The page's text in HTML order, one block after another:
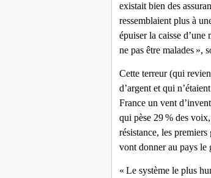
existait bien des
ressemblaient plus à
épuiser la caisse
ne pas être malades »,
Cette terreur (qui
d’argent et qui
France un vent
qui pèse 29 % des
résistance, les
vont donner au pays le
« Le système le plus